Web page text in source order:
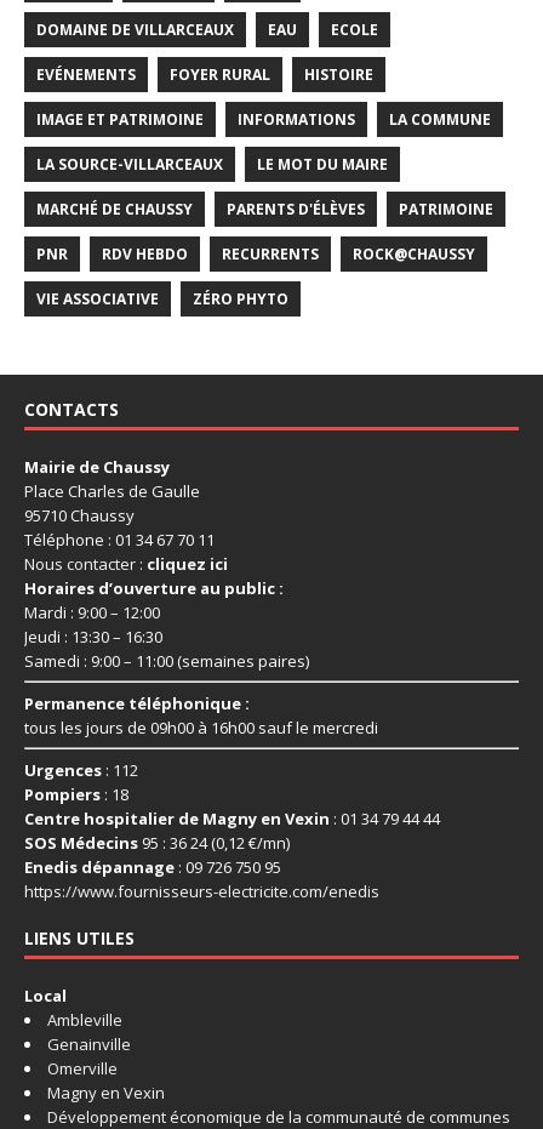
DOMAINE DE VILLARCEAUX EAU ECOLE
EVÉNEMENTS FOYER RURAL HISTOIRE
IMAGE ET PATRIMOINE INFORMATIONS LA COMMUNE
LA SOURCE-VILLARCEAUX LE MOT DU MAIRE
MARCHÉ DE CHAUSSY PARENTS D'ÉLÈVES PATRIMOINE
PNR RDV HEBDO RECURRENTS ROCK@CHAUSSY
VIE ASSOCIATIVE ZÉRO PHYTO
CONTACTS
Mairie de Chaussy
Place Charles de Gaulle
95710 Chaussy
Téléphone : 01 34 67 70 11
Nous contacter : cliquez ici
Horaires d’ouverture au public :
Mardi : 9:00 – 12:00
Jeudi : 13:30 – 16:30
Samedi : 9:00 – 11:00 (semaines paires)
Permanence téléphonique :
tous les jours de 09h00 à 16h00 sauf le mercredi
Urgences : 112
Pompiers : 18
Centre hospitalier de Magny en Vexin : 01 34 79 44 44
SOS Médecins 95 : 36 24 (0,12 €/mn)
Enedis dépannage : 09 726 750 95
https://www.fournisseurs-electricite.com/enedis
LIENS UTILES
Local
Ambleville
Genainville
Omerville
Magny en Vexin
Développement économique de la communauté de communes